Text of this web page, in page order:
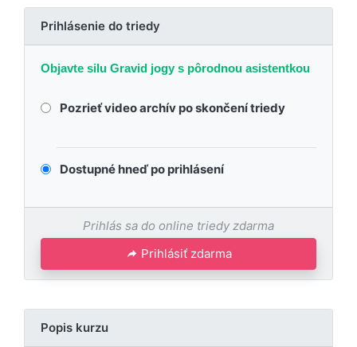
Prihlásenie do triedy
Objavte silu Gravid jogy s pôrodnou asistentkou
Pozrieť video archív po skončení triedy
Dostupné hneď po prihlásení
Prihlás sa do online triedy zdarma
Prihlásiť zdarma
Popis kurzu